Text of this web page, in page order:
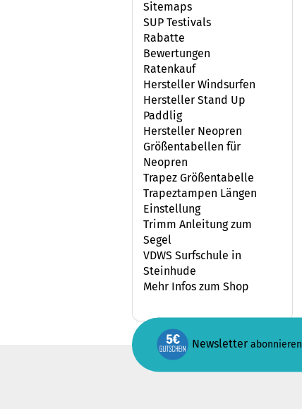
Sitemaps
SUP Testivals
Rabatte
Bewertungen
Ratenkauf
Hersteller Windsurfen
Hersteller Stand Up
Paddlig
Hersteller Neopren
Größentabellen für
Neopren
Trapez Größentabelle
Trapeztampen Längen
Einstellung
Trimm Anleitung zum
Segel
VDWS Surfschule in
Steinhude
Mehr Infos zum Shop
Newsletter abonnieren